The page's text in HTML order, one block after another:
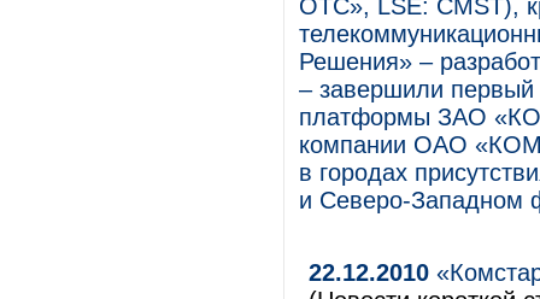
ОТС», LSE: CMST),
Решения» –
– завершили первый
платформы ЗАО
компании ОАО
в городах
и Северо-Западном
22.12.2010